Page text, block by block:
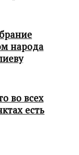
народа
во всех
есть